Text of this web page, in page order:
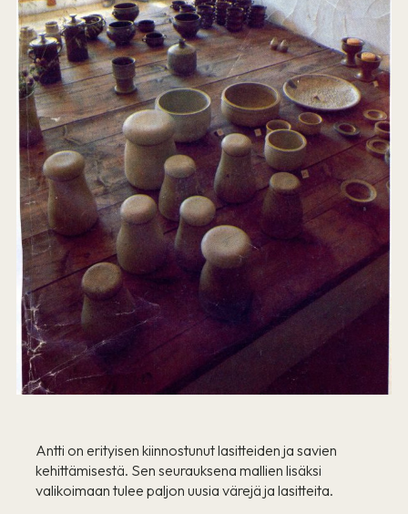
Antti on erityisen kiinnostunut lasitteiden ja savien
kehittämisestä. Sen seurauksena mallien lisäksi
valikoimaan tulee paljon uusia värejä ja lasitteita.